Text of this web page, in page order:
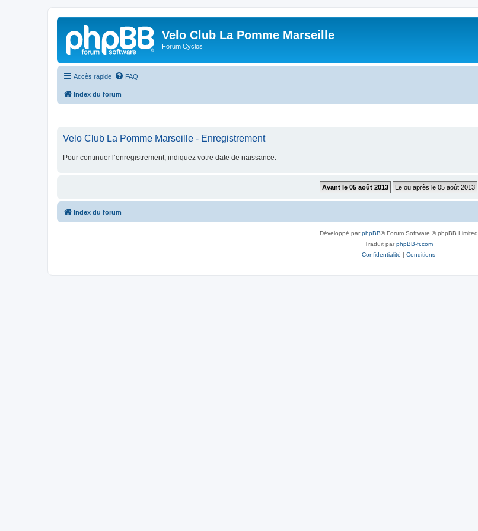
Velo Club La Pomme Marseille
Forum Cyclos
Accès rapide FAQ
Index du forum
Velo Club La Pomme Marseille - Enregistrement
Pour continuer l’enregistrement, indiquez votre date de naissance.
Index du forum
Développé parphpBB® Forum Software © phpBB Limited
Traduit parphpBB-fr.com
Confidentialité | Conditions